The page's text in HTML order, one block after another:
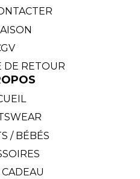
DE RETOUR
/ BÉBÉS